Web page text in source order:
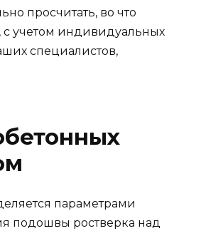
просчитать, во что
учетом индивидуальных
специалистов,
параметрами
подошвы ростверка над